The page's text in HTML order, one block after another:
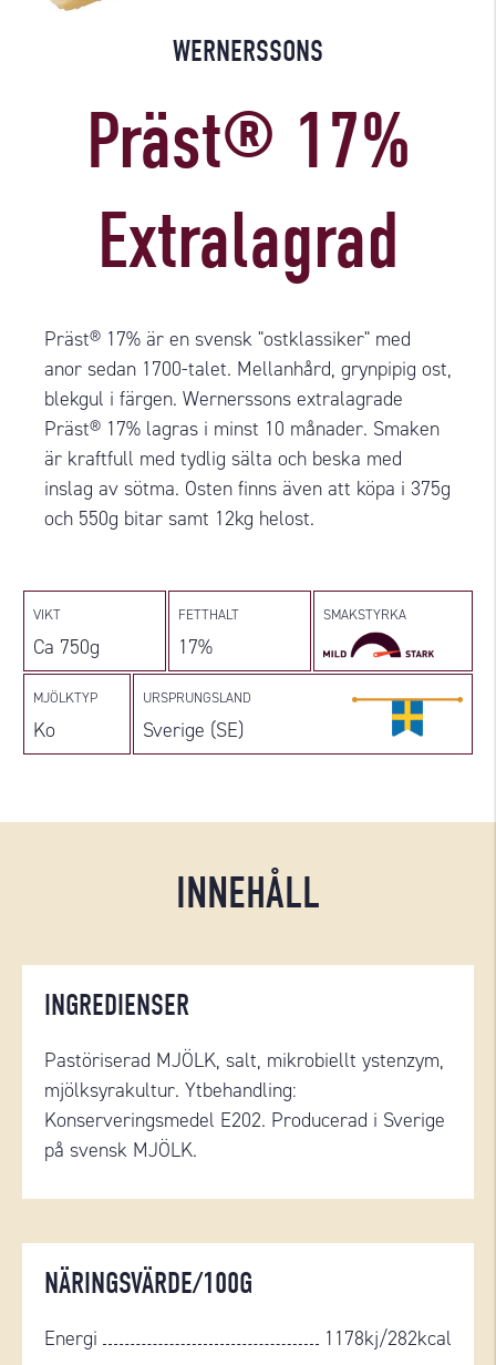
WERNERSSONS
Präst® 17%
Extralagrad
Präst® 17% är en svensk "ostklassiker" med
anor sedan 1700-talet. Mellanhård, grynpipig ost,
blekgul i färgen. Wernerssons extralagrade
Präst® 17% lagras i minst 10 månader. Smaken
är kraftfull med tydlig sälta och beska med
inslag av sötma. Osten finns även att köpa i 375g
och 550g bitar samt 12kg helost.
VIKT
Ca 750g
FETTHALT
17%
SMAKSTYRKA
MJÖLKTYP
Ko
URSPRUNGSLAND
Sverige (SE)
INNEHÅLL
INGREDIENSER
Pastöriserad MJÖLK, salt, mikrobiellt ystenzym,
mjölksyrakultur. Ytbehandling:
Konserveringsmedel E202. Producerad i Sverige
på svensk MJÖLK.
NÄRINGSVÄRDE/100G
Energi
1178kj/282kcal